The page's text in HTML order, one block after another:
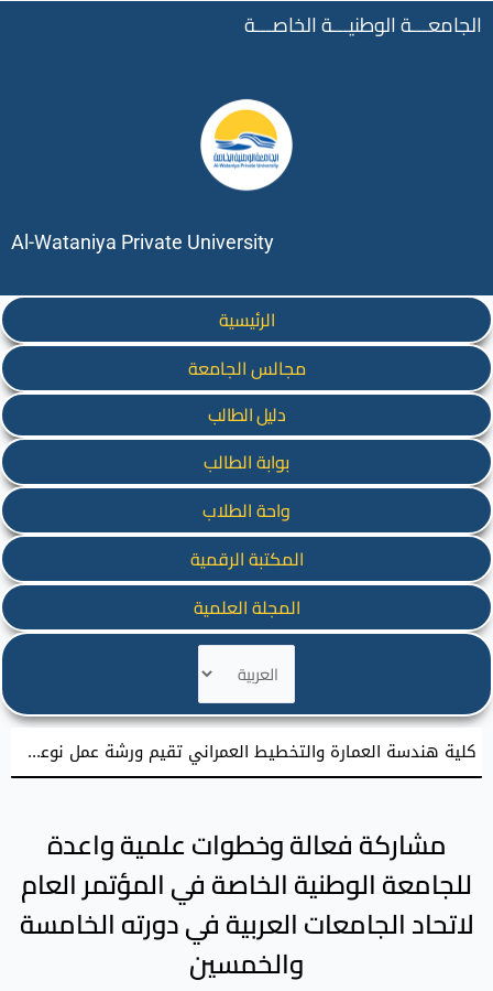
الجامعـــة الوطنيـــة الخاصـــة
Al-Wataniya Private University
الرئيسية
مجالس الجامعة
دليل الطالب
بوابة الطالب
واحة الطلاب
المكتبة الرقمية
المجلة العلمية
لغة
كلية هندسة العمارة والتخطيط العمراني تقيم ورشة عمل نوعية نحو إعداد مشاريع تخرج معمارية مميزة
زيارة علمية لطلبة كلية طب الأسنان في الجامعة الوطنية الخاصة إلى كلية طب الأسنان بجامعة دمشق
مشاركة فعالة وخطوات علمية واعدة
للجامعة الوطنية الخاصة في المؤتمر العام
لاتحاد الجامعات العربية في دورته الخامسة
والخمسين